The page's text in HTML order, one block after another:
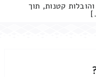
קטנות, תוך